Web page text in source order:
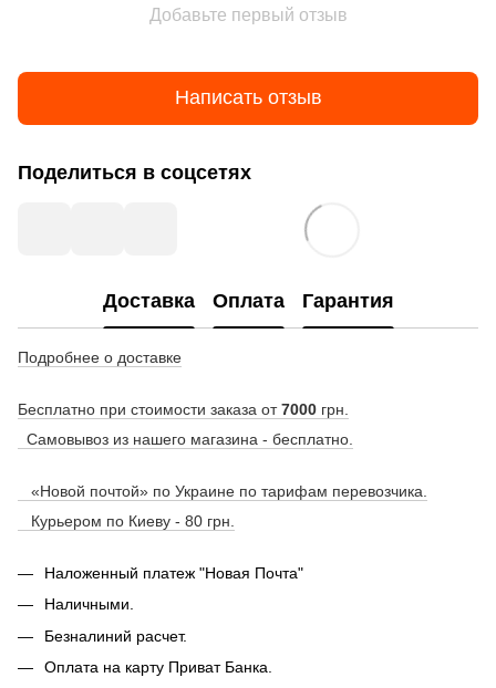
Добавьте первый отзыв
Написать отзыв
Поделиться в соцсетях
Доставка Оплата Гарантия
Подробнее о доставке
Бесплатно при стоимости заказа от7000 грн.
Самовывоз из нашего магазина - бесплатно.
«Новой почтой» по Украине по тарифам перевозчика.
Курьером по Киеву - 80 грн.
Наложенный платеж "Новая Почта"
Наличными.
Безналиний расчет.
Оплата на карту Приват Банка.